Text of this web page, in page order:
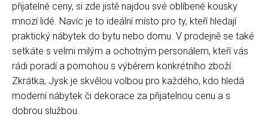
přijatelné ceny, si zde jistě najdou své oblíbené kousky
mnozí lidé. Navíc je to ideální místo pro ty, kteří hledají
praktický nábytek do bytu nebo domu. V prodejně se také
setkáte s velmi milým a ochotným personálem, kteří vás
rádi poradí a pomohou s výběrem konkrétního zboží.
Zkrátka, Jysk je skvělou volbou pro každého, kdo hledá
moderní nábytek či dekorace za přijatelnou cenu a s
dobrou službou.